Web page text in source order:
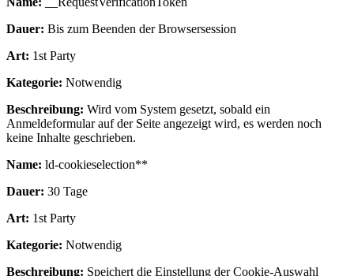
Dauer: Bis zum Beenden der Browsersession
Art: 1st Party
Kategorie: Notwendig
Beschreibung: Wird vom System gesetzt, sobald ein
Anmeldeformular auf der Seite angezeigt wird, es werden noch
keine Inhalte geschrieben.
Name: ld-cookieselection**
Dauer: 30 Tage
Art: 1st Party
Kategorie: Notwendig
Beschreibung: Speichert die Einstellung der Cookie-Auswahl